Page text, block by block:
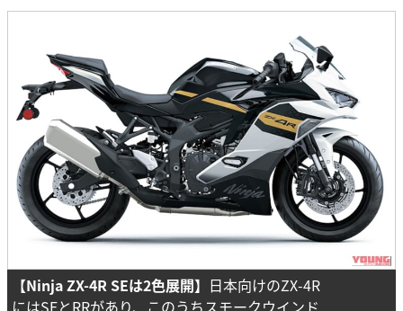
【Ninja ZX-4R SEは2色展開】 日本向けのZX-4R
にはSEとRRがあり、このうちスモークウインド